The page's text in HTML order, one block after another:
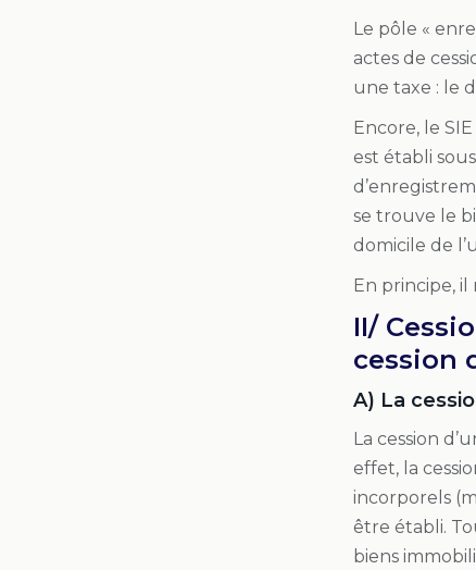
Le pôle «
actes de
une taxe : le
Encore, le
est établi
se trouve le
domicile de
En principe, il
II/
cession
A) La
La cession
effet, la
incorporels
être établi.
biens